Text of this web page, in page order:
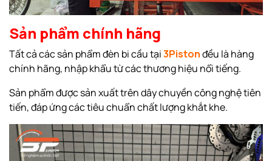
Sản phẩm chính hãng
Tất cả các sản phẩm đèn bi cầu tại3Pistonđều là hàng
chính hãng, nhập khẩu từ các thương hiệu nổi tiếng.
Sản phẩm được sản xuất trên dây chuyền công nghệ tiên
tiến, đáp ứng các tiêu chuẩn chất lượng khắt khe.